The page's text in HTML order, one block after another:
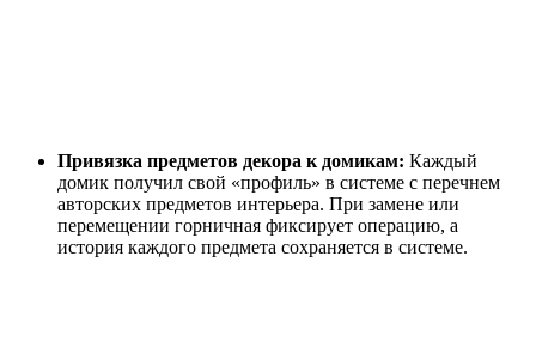
Привязка предметов декора к домикам: Каждый
домик получил свой «профиль» в системе с перечнем
авторских предметов интерьера. При замене или
перемещении горничная фиксирует операцию, а
история каждого предмета сохраняется в системе.